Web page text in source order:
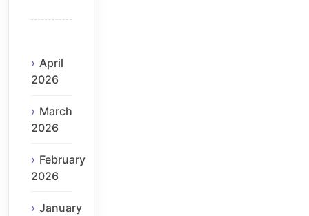
April
2026
March
2026
February
2026
January